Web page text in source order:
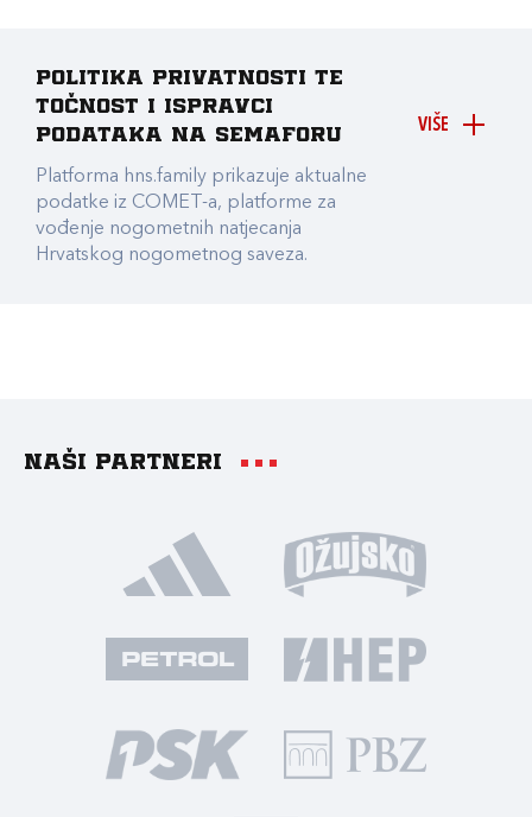
VIŠE
Politika privatnosti te
točnost i ispravci
podataka na Semaforu
Platforma hns.family prikazuje aktualne
podatke iz COMET-a, platforme za
vođenje nogometnih natjecanja
Hrvatskog nogometnog saveza.
Naši partneri